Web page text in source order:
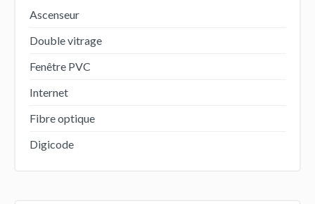
Ascenseur
Double vitrage
Fenêtre PVC
Internet
Fibre optique
Digicode